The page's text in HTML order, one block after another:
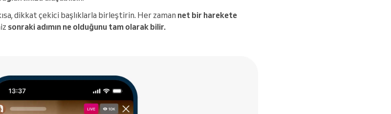
dikkat çekici başlıklarla birleştirin. Her zaman net bir harekete
sonraki adımın ne olduğunu tam olarak bilir.